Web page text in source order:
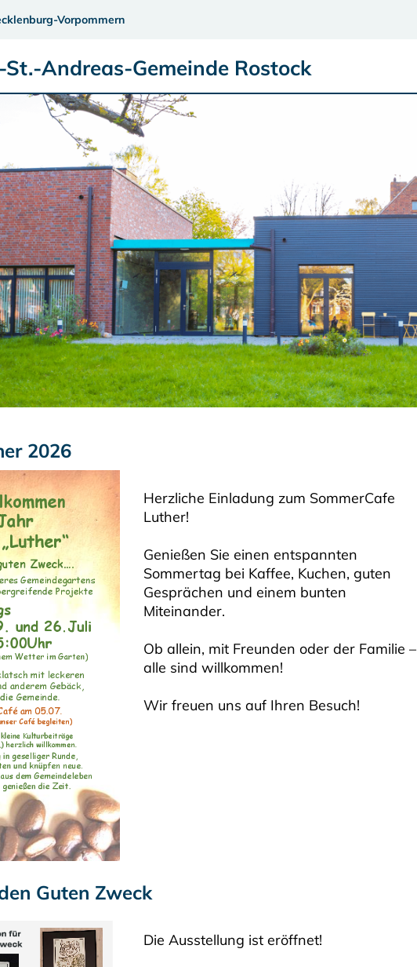
Vorpommern
Andreas-Gemeinde Rostock
2026
Herzliche Einladung zum SommerCafe
Luther!
Genießen Sie einen entspannten
Sommertag bei Kaffee, Kuchen, guten
Gesprächen und einem bunten
Miteinander.
Ob allein, mit Freunden oder der Familie –
alle sind willkommen!
Wir freuen uns auf Ihren Besuch!
Guten Zweck
Die Ausstellung ist eröffnet!